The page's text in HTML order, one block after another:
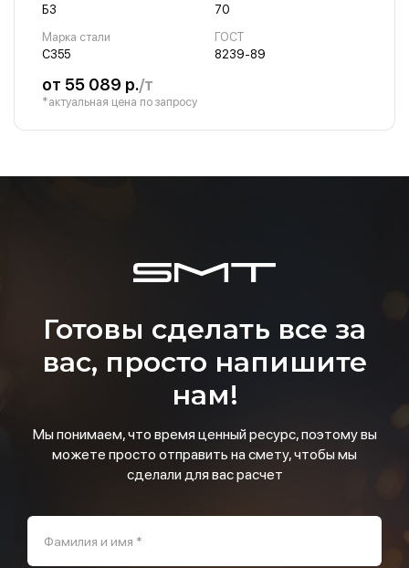
Б3
70
Марка стали
С355
ГОСТ
8239-89
от 55 089 р./т
*актуальная цена по запросу
Готовы сделать все за
вас, просто напишите
нам!
Мы понимаем, что время ценный ресурс, поэтому вы
можете просто отправить на смету, чтобы мы
сделали для вас расчет
Фамилия и имя *